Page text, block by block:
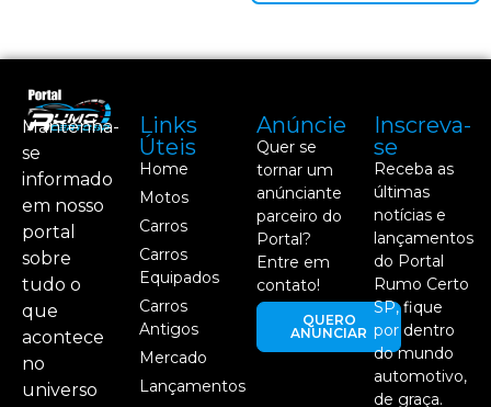
Mantenha-
se
informado
em nosso
portal
sobre
tudo o
que
acontece
no
universo
Links
Úteis
Home
Motos
Carros
Carros
Equipados
Carros
Antigos
Mercado
Lançamentos
Anúncie
Quer se
tornar um
anúnciante
parceiro do
Portal?
Entre em
contato!
QUERO
ANUNCIAR
Inscreva-
se
Receba as
últimas
notícias e
lançamentos
do Portal
Rumo Certo
SP, fique
por dentro
do mundo
automotivo,
de graça.